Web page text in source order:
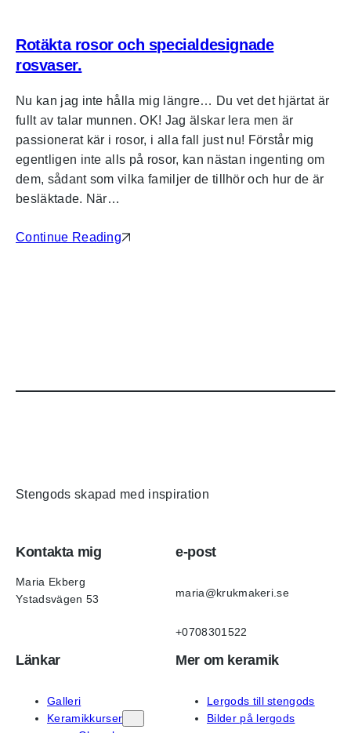
Rotäkta rosor och specialdesignade
rosvaser.
Nu kan jag inte hålla mig längre… Du vet det hjärtat är
fullt av talar munnen. OK! Jag älskar lera men är
passionerat kär i rosor, i alla fall just nu! Förstår mig
egentligen inte alls på rosor, kan nästan ingenting om
dem, sådant som vilka familjer de tillhör och hur de är
besläktade. När…
Continue Reading
Stengods skapad med inspiration
Kontakta mig
Maria Ekberg
Ystadsvägen 53
e-post
maria@krukmakeri.se
+0708301522
Länkar
Galleri
Keramikkurser
Mer om keramik
Lergods till stengods
Bilder på lergods